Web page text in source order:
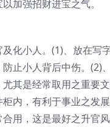
加强招财进宝之气。
化小人。(1)、放在写
止小人背后中伤。(2)
其是经常取用之重要
内，有利于事业之发
用，这是最好之升官风